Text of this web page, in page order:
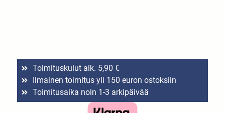
Toimituskulut alk. 5,90 €
Ilmainen toimitus yli 150 euron ostoksiin
Toimitusaika noin 1-3 arkipäivää